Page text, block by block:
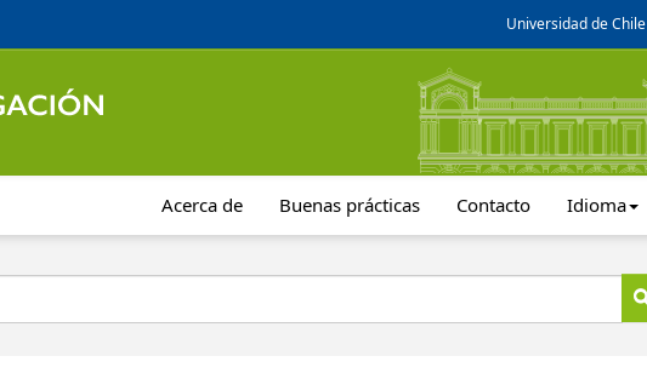
Universidad de Chile
Acerca de Buenas prácticas Contacto Idioma